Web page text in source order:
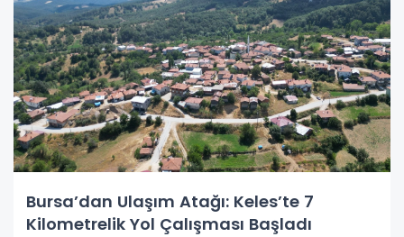
Bursa’dan Ulaşım Atağı: Keles’te 7
Kilometrelik Yol Çalışması Başladı